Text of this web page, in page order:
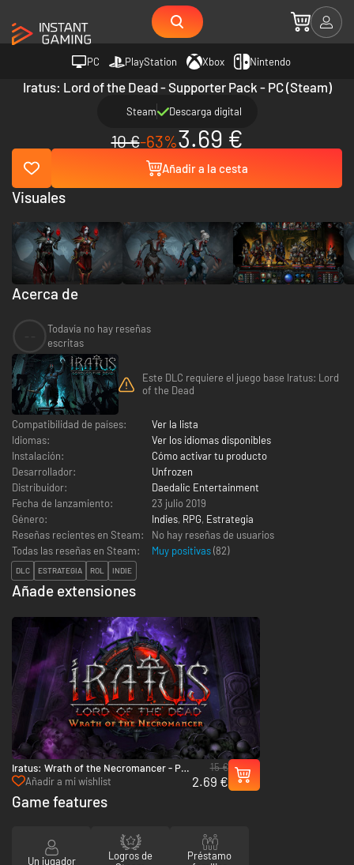
PC PlayStation Xbox Nintendo
Iratus: Lord of the Dead - Supporter Pack - PC (Steam)
Steam Descarga digital
10 €-63%3.69 €
Añadir a la cesta
Acerca de
Todavía no hay reseñas
escritas
Este DLC requiere el juego base Iratus: Lord
of the Dead
Compatibilidad de países:
Ver la lista
Idiomas:
Ver los idiomas disponibles
Instalación:
Cómo activar tu producto
Desarrollador:
Unfrozen
Distribuidor:
Daedalic Entertainment
Fecha de lanzamiento:
23 julio 2019
Género:
Indies, RPG, Estrategia
Reseñas recientes en Steam:
No hay reseñas de usuarios
Todas las reseñas en Steam:
Muy positivas(82)
DLC ESTRATEGIA ROL INDIE
Añade extensiones
Iratus: Wrath of the Necromancer - PC
& Mac (Steam)
Añadir a mi wishlist
15 €
2.69 €
Visuales
Game features
Un jugador
Logros de
Préstamo